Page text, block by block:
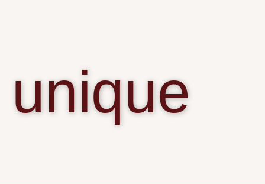
unique